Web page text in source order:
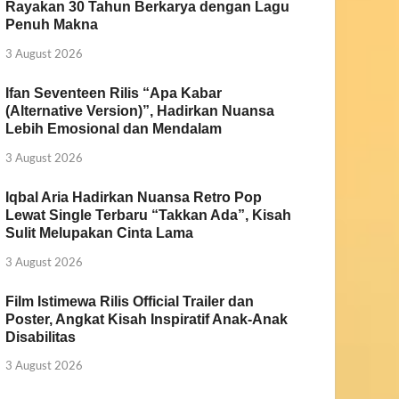
Rayakan 30 Tahun Berkarya dengan Lagu
Penuh Makna
3 August 2026
Ifan Seventeen Rilis “Apa Kabar
(Alternative Version)”, Hadirkan Nuansa
Lebih Emosional dan Mendalam
3 August 2026
Iqbal Aria Hadirkan Nuansa Retro Pop
Lewat Single Terbaru “Takkan Ada”, Kisah
Sulit Melupakan Cinta Lama
3 August 2026
Film Istimewa Rilis Official Trailer dan
Poster, Angkat Kisah Inspiratif Anak-Anak
Disabilitas
3 August 2026